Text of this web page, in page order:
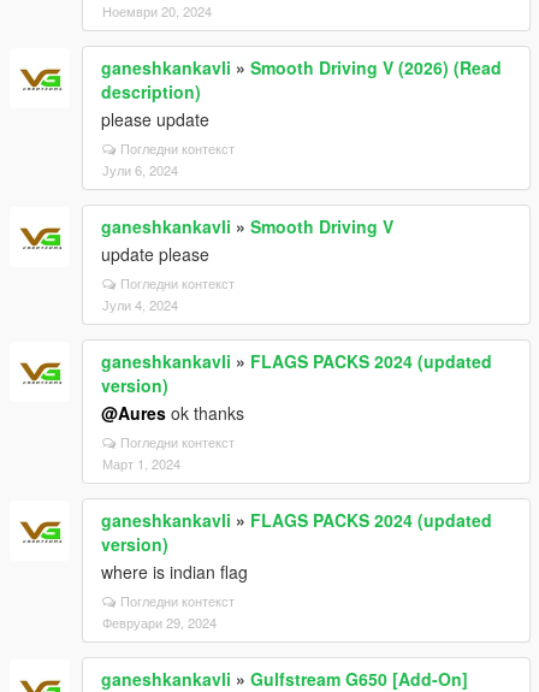
Ноември 20, 2024
ganeshkankavli » Smooth Driving V (2026) (Read
description)
please update
Погледни контекст
Јули 6, 2024
ganeshkankavli » Smooth Driving V
update please
Погледни контекст
Јули 4, 2024
ganeshkankavli » FLAGS PACKS 2024 (updated
version)
@Aures ok thanks
Погледни контекст
Март 1, 2024
ganeshkankavli » FLAGS PACKS 2024 (updated
version)
where is indian flag
Погледни контекст
Февруари 29, 2024
ganeshkankavli » Gulfstream G650 [Add-On]